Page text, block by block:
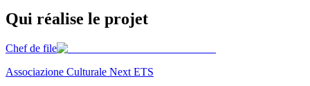
Qui réalise le projet
Chef de file
Associazione Culturale Next ETS